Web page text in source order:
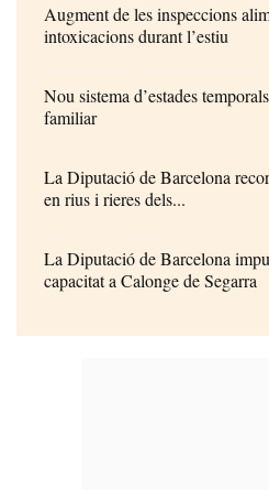
Augment de les inspeccions
intoxicacions durant l’estiu
Nou sistema d’estades
familiar
La Diputació de Barcelona
en rius i rieres dels...
La Diputació de Barcelona
capacitat a Calonge de Segarra